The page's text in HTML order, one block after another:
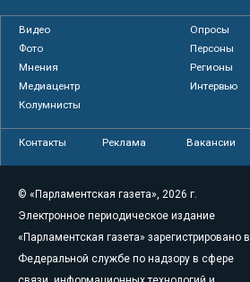
Видео
Опросы
Фото
Персоны
Мнения
Регионы
Медиацентр
Интервью
Колумнисты
Контакты Реклама Вакансии
© «Парламентская газета», 2026 г.
Электронное периодическое издание
«Парламентская газета» зарегистрировано в
Федеральной службе по надзору в сфере